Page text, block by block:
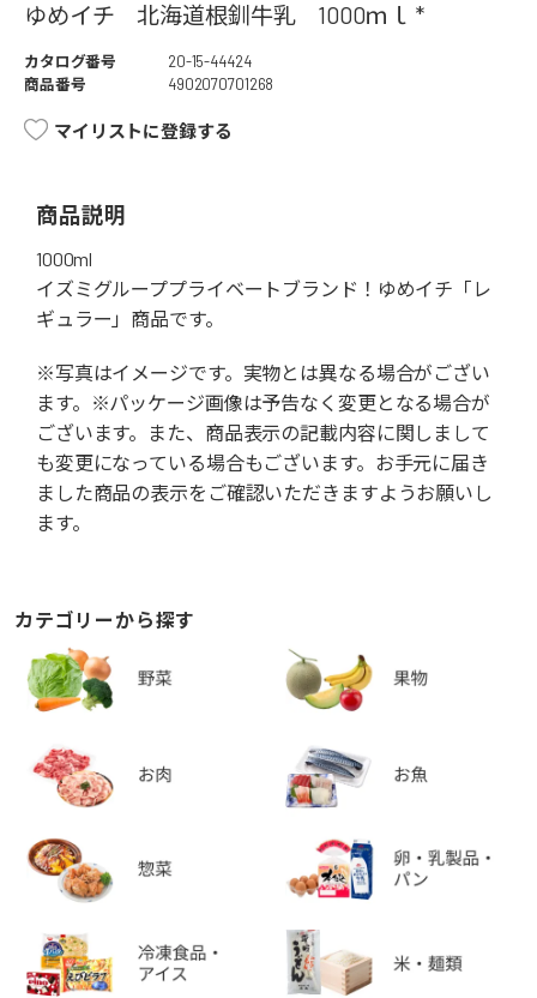
ゆめイチ 北海道根釧牛乳 1000ｍｌ *
カタログ番号
20-15-44424
商品番号
4902070701268
マイリストに登録する
商品説明
1000ml
イズミグループプライベートブランド！ゆめイチ「レ
ギュラー」商品です。
※写真はイメージです。実物とは異なる場合がござい
ます。※パッケージ画像は予告なく変更となる場合が
ございます。また、商品表示の記載内容に関しまして
も変更になっている場合もございます。お手元に届き
ました商品の表示をご確認いただきますようお願いし
ます。
カテゴリーから探す